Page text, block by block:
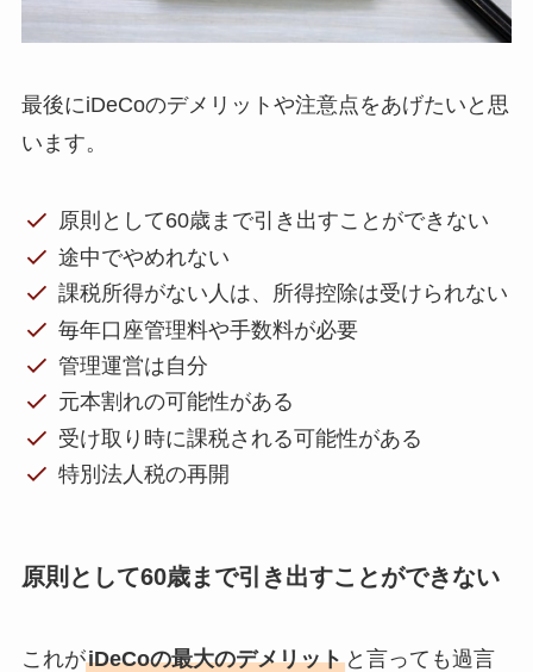
最後にiDeCoのデメリットや注意点をあげたいと思
います。
原則として60歳まで引き出すことができない
途中でやめれない
課税所得がない人は、所得控除は受けられない
毎年口座管理料や手数料が必要
管理運営は自分
元本割れの可能性がある
受け取り時に課税される可能性がある
特別法人税の再開
原則として60歳まで引き出すことができない
これがiDeCoの最大のデメリットと言っても過言